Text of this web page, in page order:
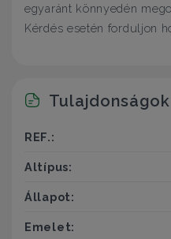
egyaránt könnyedén
Kérdés esetén forduljon
Tulajdonságok
REF.:
Altípus:
Állapot:
Emelet: